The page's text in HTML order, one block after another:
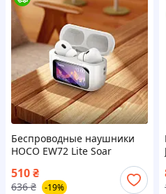
Беспроводные наушники
HOCO EW72 Lite Soar
Bluetooth 6942007651004
510₴
636 ₴ -19%